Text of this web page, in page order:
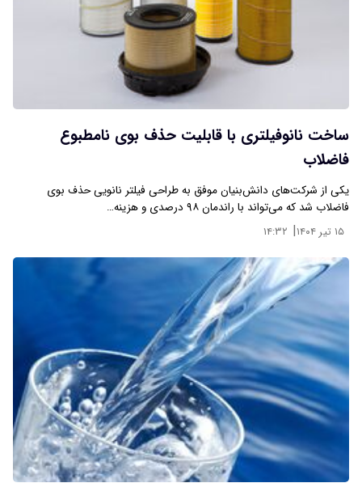
ساخت نانوفیلتری با قابلیت حذف بوی نامطبوع
فاضلاب
یکی از شرکت‌های دانش‌بنیان موفق به طراحی فیلتر نانویی حذف بوی
فاضلاب شد که می‌تواند با راندمان ۹۸ درصدی و هزینه…
۱۵ تیر ۱۴۰۴ | ۱۴:۳۲